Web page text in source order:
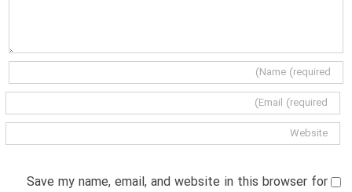
Save my name, email, and website in this browser for